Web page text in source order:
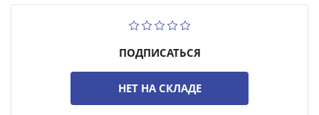
ПОДПИСАТЬСЯ
НЕТ НА СКЛАДЕ